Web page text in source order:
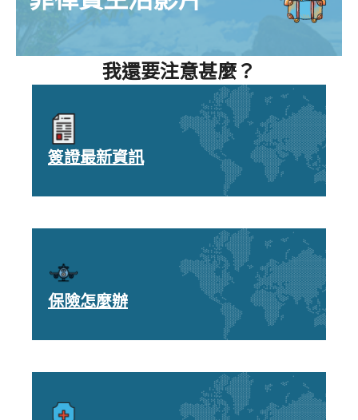
我還要注意甚麼？
簽證最新資訊
保險怎麼辦